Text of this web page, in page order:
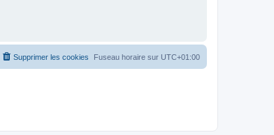
Fuseau horaire sur UTC+01:00
Supprimer les cookies